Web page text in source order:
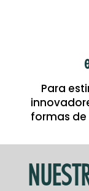
Para
formas de